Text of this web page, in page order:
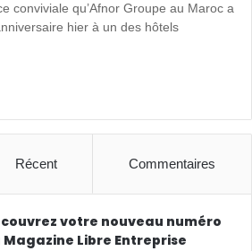
conviviale qu’Afnor Groupe au Maroc a
hier à un des hôtels
Récent Commentaires
votre nouveau numéro
Magazine Libre Entreprise